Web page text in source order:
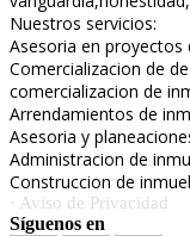
Nuestros servicios:
Asesoria en proyectos
Comercializacion de
comercializacion de
Arrendamientos de
Asesoria y
Administracion de
Construccion de
· Aviso de Privacidad
Síguenos en